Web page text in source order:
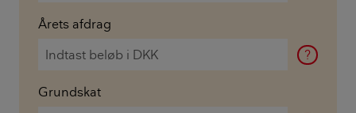
Årets afdrag
?
Grundskat